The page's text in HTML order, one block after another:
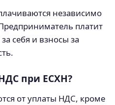
независимо
платит
себя и взносы за
при ЕСХН?
от уплаты НДС, кроме